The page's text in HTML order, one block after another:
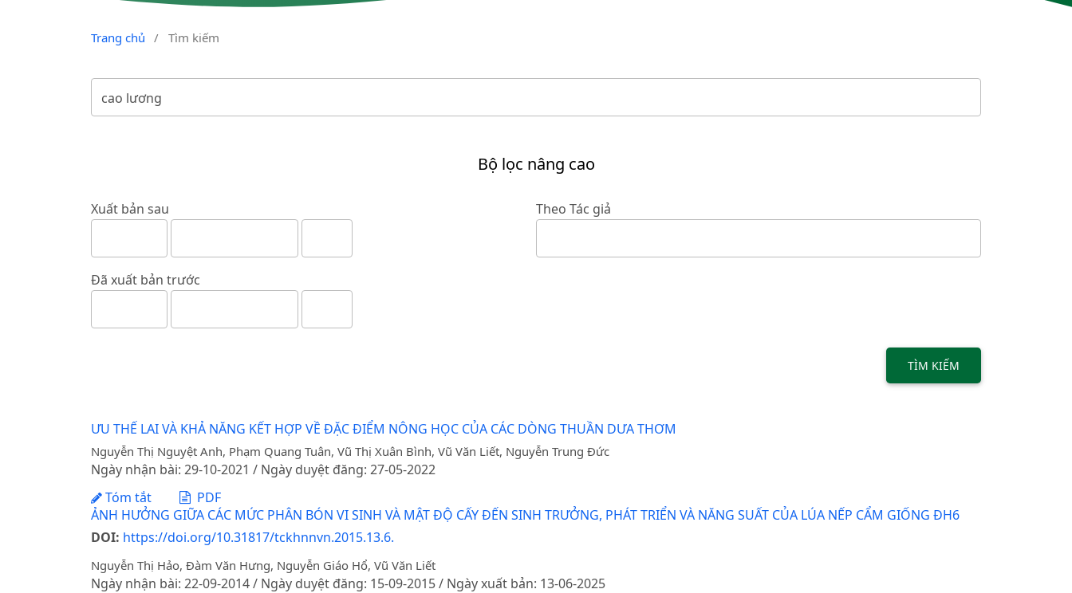
Trang chủ / Tìm kiếm
Bộ lọc nâng cao
Xuất bản sau
Đã xuất bản trước
Theo Tác giả
TÌM KIẾM
ƯU THẾ LAI VÀ KHẢ NĂNG KẾT HỢP VỀ ĐẶC ĐIỂM NÔNG HỌC CỦA CÁC DÒNG THUẦN DƯA THƠM
Nguyễn Thị Nguyệt Anh, Phạm Quang Tuân, Vũ Thị Xuân Bình, Vũ Văn Liết, Nguyễn Trung Đức
Ngày nhận bài: 29-10-2021 / Ngày duyệt đăng: 27-05-2022
Tóm tắt
PDF
ẢNH HƯỞNG GIỮA CÁC MỨC PHÂN BÓN VI SINH VÀ MẬT ĐỘ CẤY ĐẾN SINH TRƯỞNG, PHÁT TRIỂN VÀ NĂNG SUẤT CỦA LÚA NẾP CẨM GIỐNG ĐH6
DOI: https://doi.org/10.31817/tckhnnvn.2015.13.6.
Nguyễn Thị Hảo, Đàm Văn Hưng, Nguyễn Giáo Hổ, Vũ Văn Liết
Ngày nhận bài: 22-09-2014 / Ngày duyệt đăng: 15-09-2015 / Ngày xuất bản: 13-06-2025